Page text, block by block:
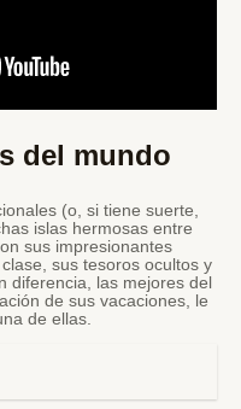
del mundo
(o, si tiene suerte,
islas hermosas entre
sus impresionantes
sus tesoros ocultos y
diferencia, las mejores del
de sus vacaciones, le
de ellas.